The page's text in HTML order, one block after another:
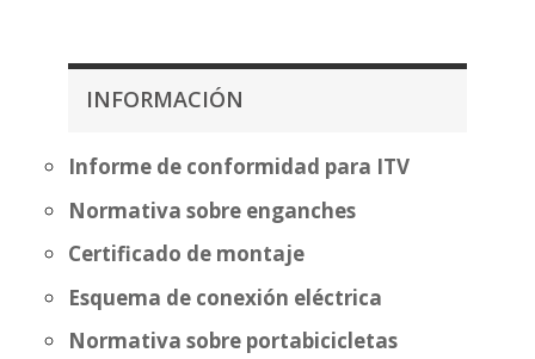
INFORMACIÓN
Informe de conformidad para ITV
Normativa sobre enganches
Certificado de montaje
Esquema de conexión eléctrica
Normativa sobre portabicicletas